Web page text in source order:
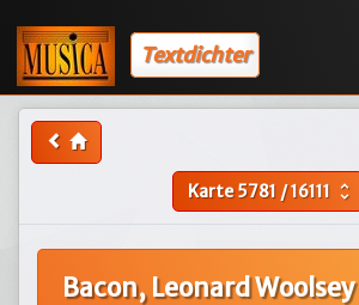
Textdichter
Karte5781 /16111 unfold_more
Bacon, Leonard Woolsey